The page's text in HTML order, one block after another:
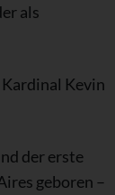
als
Kevin
der erste
geboren –